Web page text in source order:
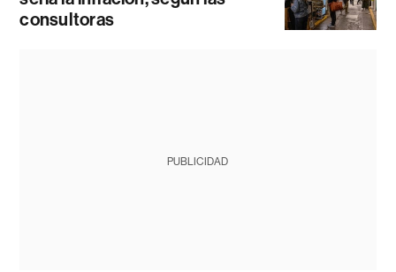
consultoras
PUBLICIDAD